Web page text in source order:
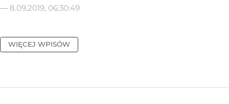
— 8.09.2019, 06:30:49
WIĘCEJ WPISÓW